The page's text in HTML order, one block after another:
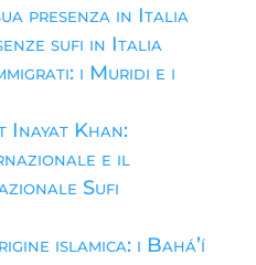
presenza in Italia
sufi in Italia
i Muridi e i
Inayat Khan:
e il
Sufi
islamica: i Bahá’í